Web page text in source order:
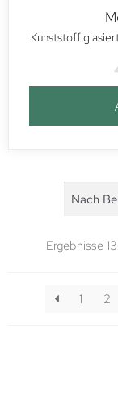
Kunststoff
Ergebnisse
1 2